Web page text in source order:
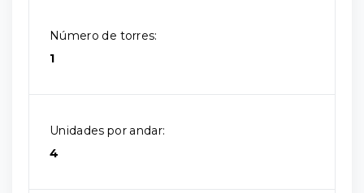
Número de torres:
1
Unidades por andar:
4